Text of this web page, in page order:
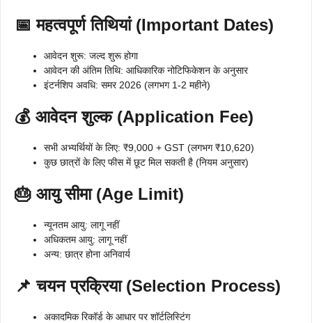
📅 महत्वपूर्ण तिथियां (Important Dates)
आवेदन शुरू: जल्द शुरू होगा
आवेदन की अंतिम तिथि: आधिकारिक नोटिफिकेशन के अनुसार
इंटर्नशिप अवधि: समर 2026 (लगभग 1-2 महीने)
💰 आवेदन शुल्क (Application Fee)
सभी अभ्यर्थियों के लिए: ₹9,000 + GST (लगभग ₹10,620)
कुछ छात्रों के लिए फीस में छूट मिल सकती है (नियम अनुसार)
🎂 आयु सीमा (Age Limit)
न्यूनतम आयु: लागू नहीं
अधिकतम आयु: लागू नहीं
अन्य: छात्र होना अनिवार्य
📌 चयन प्रक्रिया (Selection Process)
अकादमिक रिकॉर्ड के आधार पर शॉर्टलिस्टिंग